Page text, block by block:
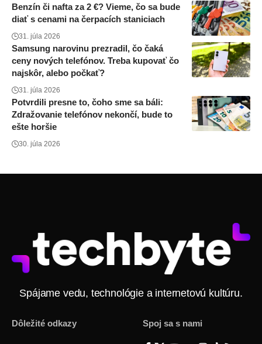
Benzín či nafta za 2 €? Vieme, čo sa bude
diať s cenami na čerpacích staniciach
31. júla 2026
Samsung narovinu prezradil, čo čaká
ceny nových telefónov. Treba kupovať čo
najskôr, alebo počkať?
31. júla 2026
Potvrdili presne to, čoho sme sa báli:
Zdražovanie telefónov nekončí, bude to
ešte horšie
30. júla 2026
Spájame vedu, technológie a internetovú kultúru.
Dôležité odkazy Spoj sa s nami